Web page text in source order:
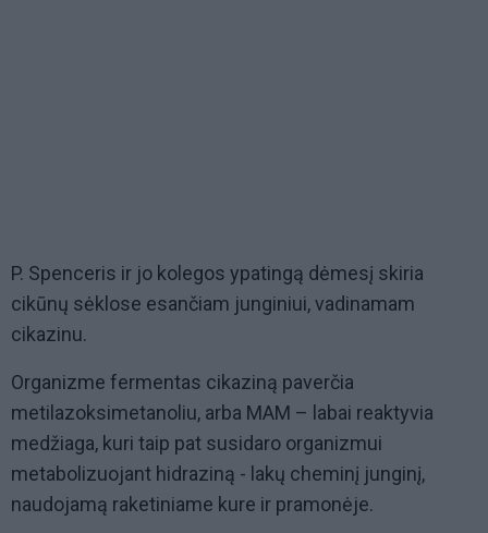
P. Spenceris ir jo kolegos ypatingą dėmesį skiria
cikūnų sėklose esančiam junginiui, vadinamam
cikazinu.
Organizme fermentas cikaziną paverčia
metilazoksimetanoliu, arba MAM – labai reaktyvia
medžiaga, kuri taip pat susidaro organizmui
metabolizuojant hidraziną - lakų cheminį junginį,
naudojamą raketiniame kure ir pramonėje.